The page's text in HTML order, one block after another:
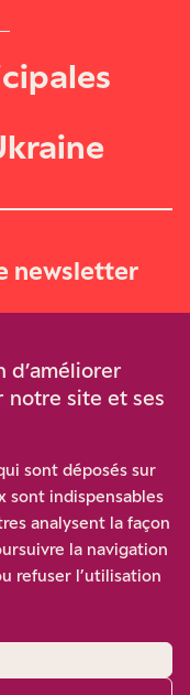
newsletter
la démocratie en
extrêmes, et la
promouvant la
opinions.
d’améliorer
site et ses
sont déposés sur
sont indispensables
analysent la façon
la navigation
refuser l’utilisation